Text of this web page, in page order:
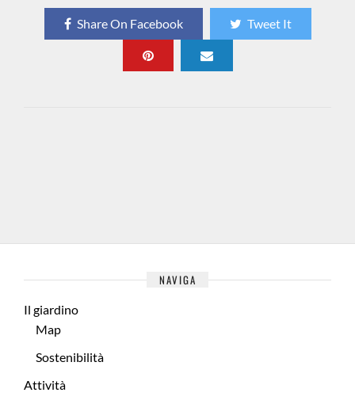
Share On Facebook Tweet It
NAVIGA
Il giardino
Map
Sostenibilità
Attività